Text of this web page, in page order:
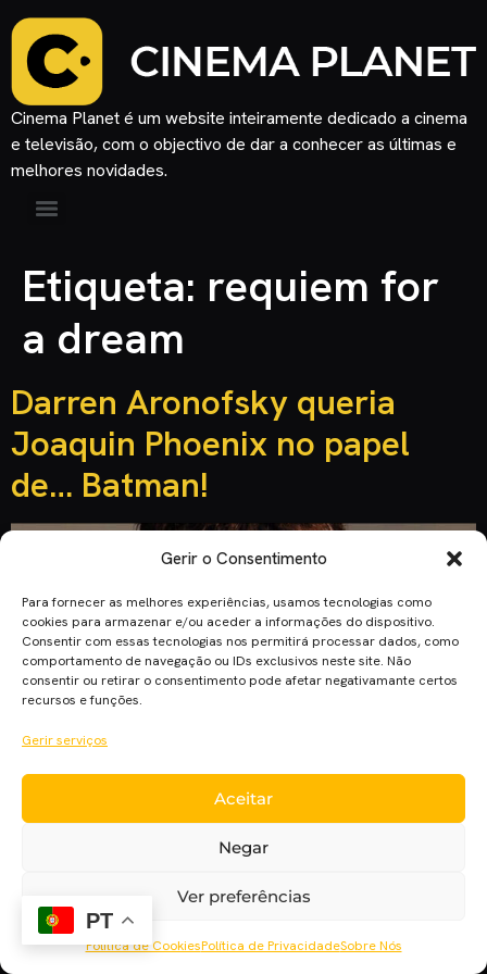
Gerir o Consentimento
Para fornecer as melhores experiências, usamos tecnologias como
cookies para armazenar e/ou aceder a informações do dispositivo.
Consentir com essas tecnologias nos permitirá processar dados, como
comportamento de navegação ou IDs exclusivos neste site. Não
consentir ou retirar o consentimento pode afetar negativamante certos
recursos e funções.
Gerir serviços
Aceitar
Negar
Ver preferências
Política de CookiesPolítica de PrivacidadeSobre Nós
Cinema Planet é um website inteiramente dedicado a cinema
e televisão, com o objectivo de dar a conhecer as últimas e
melhores novidades.
Etiqueta: requiem for
a dream
Darren Aronofsky queria
Joaquin Phoenix no papel
de… Batman!
Joaquin Phoenix venceu o Óscar de Melhor Ator pelo seu
ele era um dos candidatos ao papel de Batman.
PT